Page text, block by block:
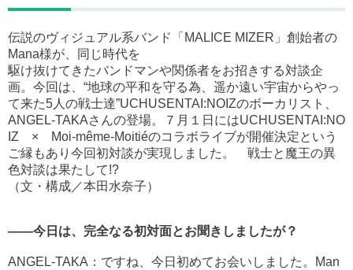
伝説のヴィジュアル系バンド「MALICE MIZER」創始者の
Mana様が、同じ時代を
駆け抜けてきたバンドマンや関係者をお招きする対談企
画。今回は、“地球の平和を守る為、遥か遠い宇宙からやっ
て来た5人の戦士達”UCHUSENTAI:NOIZのボーカリスト、
ANGEL-TAKAさんの登場。７月１日にはUCHUSENTAI:NO
IZ × Moi-même-Moitiéのコラボライブが開催決定という
ご縁もあり今回初対談が実現しました。 戦士と魔王の異
色対談は果たして!?
（文・構成／本田水奈子）
――今日は、完全なる初対面とお聞きしましたが？
ANGEL-TAKA：ですね、今日初めてお会いしました。Man